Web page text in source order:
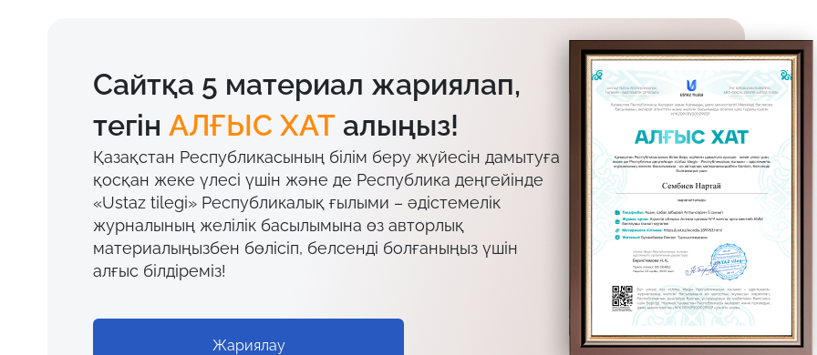
Сайтқа 5 материал жариялап,
тегін АЛҒЫС ХАТ алыңыз!
Қазақстан Республикасының білім беру жүйесін дамытуға
қосқан жеке үлесі үшін және де Республика деңгейінде
«Ustaz tilegi» Республикалық ғылыми – әдістемелік
журналының желілік басылымына өз авторлық
материалыңызбен бөлісіп, белсенді болғаныңыз үшін
алғыс білдіреміз!
Жариялау